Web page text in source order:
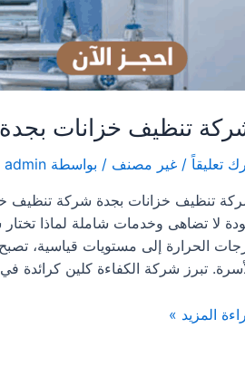
تنظيف خزانات بجدة
تعليقاً / غير مصنف / بواسطة admin
تنظيف خزانات بجدة شركة تنظيف
لا تضاهى وخدمات شاملة لماذا
الحرارة إلى مستويات قياسية،
تبرز شركة الكفاءة كلين كرائدة
المزيد »